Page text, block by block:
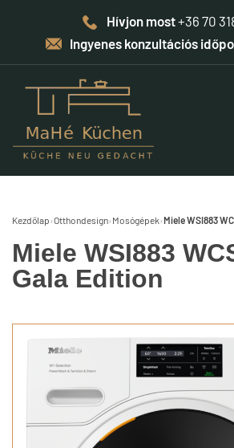
Hívjon most+36 70
Ingyenes konzultációs
Kezdőlap›Otthondesign› Mosógépek›Miele WSI883
Miele WSI883
Gala Edition